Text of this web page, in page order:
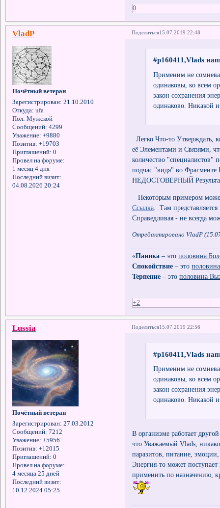
0
Поделиться15.07.2019 22:48
VladP
Почётный ветеран
Зарегистрирован: 21.10.2010
Откуда: ufa
Пол: Мужской
Сообщений: 4299
Уважение: +9880
Позитив: +19703
Приглашений: 0
Провел на форуме:
1 месяц 4 дня
Последний визит:
04.08.2026 20:24
#p160411,Vlads
Применим не
одинаковы, ко всем
закон сохранения
одинаково. Никакой
Легко Что-то Утверждать,
её Элементами и Связями,
количество
подчас "видя" во
НЕДОСТОВЕРНЫЙ
Некоторым примером
Ссылка. Там
Справедливая - не всегда
Отредактировано VladP
«Паника – этополовина
Спокойствие – это
Терпение – этополовина
+2
Поделиться15.07.2019 22:56
Lussia
Почётный ветеран
Зарегистрирован: 27.03.2012
Сообщений: 7212
Уважение: +5956
Позитив: +12015
Приглашений: 0
Провел на форуме:
4 месяца 25 дней
Последний визит:
10.12.2024 05:25
#p160411,Vlads
Применим не
одинаковы, ко всем
закон сохранения
одинаково. Никакой
В организме работает
что Уважаемый Vlads,
паразитов, питание,
Энергия-то может
применить по назначению,